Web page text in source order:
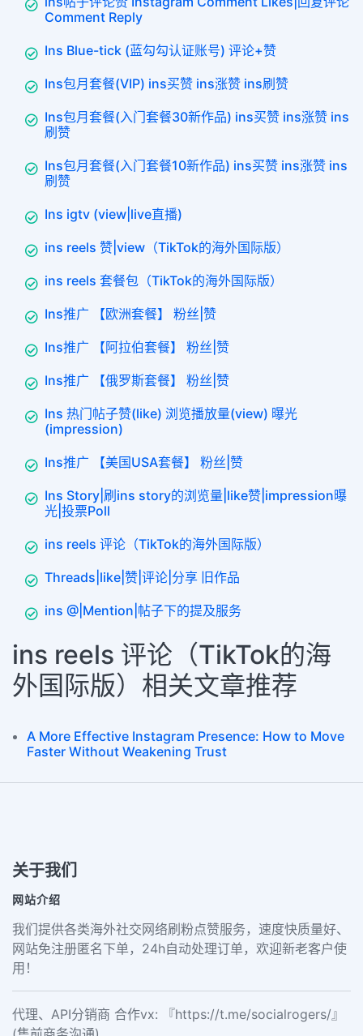
Comment Reply
Ins Blue-tick (蓝勾勾认证账号) 评论+赞
Ins包月套餐(VIP) ins买赞 ins涨赞 ins刷赞
Ins包月套餐(入门套餐30新作品) ins买赞 ins涨赞 ins
刷赞
Ins包月套餐(入门套餐10新作品) ins买赞 ins涨赞 ins
刷赞
Ins igtv (view|live直播)
ins reels 赞|view（TikTok的海外国际版）
ins reels 套餐包（TikTok的海外国际版）
Ins推广 【欧洲套餐】 粉丝|赞
Ins推广 【阿拉伯套餐】 粉丝|赞
Ins推广 【俄罗斯套餐】 粉丝|赞
Ins 热门帖子赞(like) 浏览播放量(view) 曝光
(impression)
Ins推广 【美国USA套餐】 粉丝|赞
Ins Story|刷ins story的浏览量|like赞|impression曝
光|投票Poll
ins reels 评论（TikTok的海外国际版）
Threads|like|赞|评论|分享 旧作品
ins @|Mention|帖子下的提及服务
ins reels 评论（TikTok的海
外国际版）相关文章推荐
A More Effective Instagram Presence: How to Move
Faster Without Weakening Trust
关于我们
网站介绍
我们提供各类海外社交网络刷粉点赞服务，速度快质量好、
网站免注册匿名下单，24h自动处理订单，欢迎新老客户使
用！
代理、API分销商 合作vx: 『https://t.me/socialrogers/』